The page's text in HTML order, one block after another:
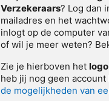
Verzekeraars? Log dan
mailadres en het
inlogt op de computer
of wil je meer weten?
Zie je hierboven het
heb jij nog geen account
de mogelijkheden van